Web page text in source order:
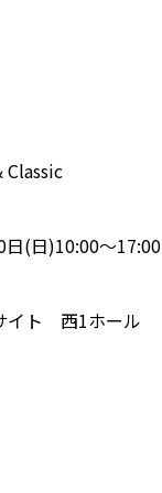
Classic
日(日)10:00〜17:00
イト 西1ホール